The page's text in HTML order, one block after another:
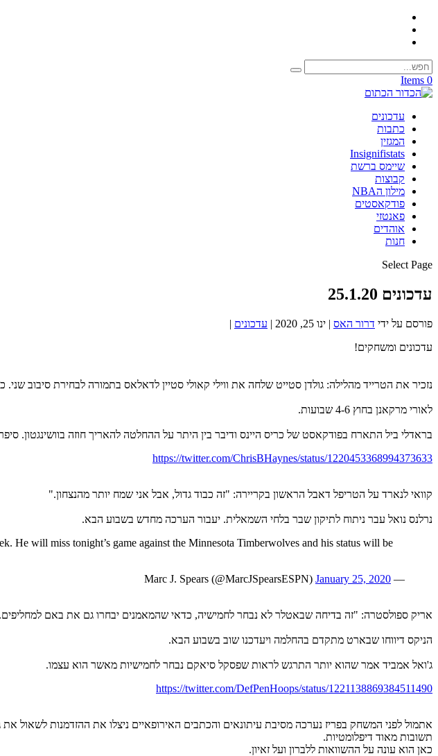
0 Items
עדכונים
כתבות
המגזין
Insignifistats
שיימס ברשת
קבוצות
מילון הNBA
פודקאסטים
פאנטזי
אוהדים
חנות
Select Page
עדכונים 25.1.20
פורסם על ידי דרור האס | ינו 25, 2020 | עדכונים |
עדכונים ומשחקים!
נזכיר את הטרייד מהלילה: גולדן סטייט שלחה את ווילי קאולי סטיין לדאלאס בתמורה לבחירת סיבוב
לאורי מרקאנן בחוץ 4-6 שבועות.
בראדלי ביל התארח בפודקאסט של כריס היינס ודיבר בין היתר על ההחלטה להאריך חוזה
https://twitter.com/ChrisBHaynes/status/1220453368994373633
קוואי לנארד על הטריפל דאבל הראשון בקריירה: "זה כבוד גדול, אבל אני שמח יותר מהנצחון."
נרלנס נואל עבר ניתוח לתיקון שבר בלחי השמאלית. יעבור הערכה מחדש בשבוע הבא.
He will miss tonight’s game against the Minnesota Timberwolves and his status will be
— Marc J. Spears (@MarcJSpearsESPN)
January 25, 2020
אריק ספולסטרה: "זה בדיחה שבאטלר לא נבחר לחמישיה, כדאי שהמאמנים יבחרו גם את באם
הניקס דיווחו שבארט מתקדם בהחלמה ויעדכנו שוב בשבוע הבא.
ג'ואל אמביד אמר שהוא יותר התרגש לראות שפסקל סיאקם נבחר לחמישיות מאשר הוא עצמו.
https://twitter.com/DefPenHoops/status/1221138869384511490
אתמול לפני המשחק בפריז נערכה מסיבת עיתונאים והכתבים האירופאיים ניצלו את ההזדמנות לשאול את
תשובות מאוד דיפלומטיות.
כאן הוא עונה על ההשוואות ללברון ועל זאיון.